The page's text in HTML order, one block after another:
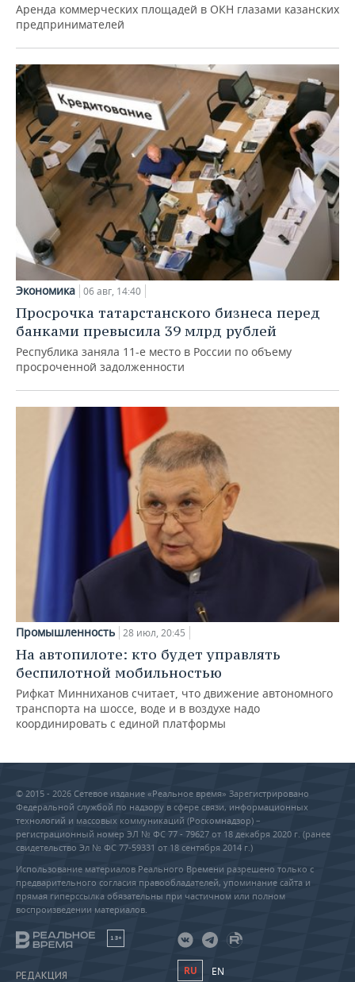
Аренда коммерческих площадей в ОКН глазами казанских
предпринимателей
Экономика 06 авг, 14:40
Просрочка татарстанского бизнеса перед
банками превысила 39 млрд рублей
Республика заняла 11-е место в России по объему
просроченной задолженности
Промышленность 28 июл, 20:45
На автопилоте: кто будет управлять
беспилотной мобильностью
Рифкат Минниханов считает, что движение автономного
транспорта на шоссе, воде и в воздухе надо
координировать с единой платформы
© 2015 - 2026 Сетевое издание «Реальное время» Зарегистрировано
Федеральной службой по надзору в сфере связи, информационных
технологий и массовых коммуникаций (Роскомнадзор) –
регистрационный номер ЭЛ № ФС 77 - 79627 от 18 декабря 2020 г. (ранее
свидетельство Эл № ФС 77-59331 от 18 сентября 2014 г.)
Использование материалов Реального Времени разрешено только с
предварительного согласия правообладателей, упоминание сайта и
прямая гиперссылка обязательны при частичном или полном
воспроизведении материалов.
18+
РЕДАКЦИЯ RU EN